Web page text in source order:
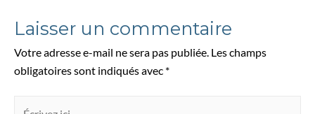
Laisser un commentaire
Votre adresse e-mail ne sera pas publiée. Les champs
obligatoires sont indiqués avec *